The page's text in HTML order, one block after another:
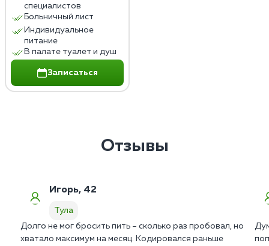
специалистов
Больничный лист
Индивидуальное
питание
В палате туалет и душ
Записаться
Отзывы
Игорь, 42
Тула
Долго не мог бросить пить – сколько раз пробовал, но
хватало максимум на месяц. Кодировался раньше